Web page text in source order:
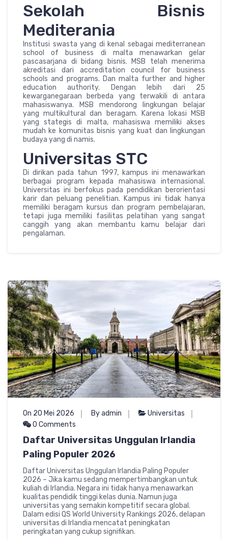
Sekolah Bisnis
Mediterania
Institusi swasta yang di kenal sebagai mediterranean
school of business di malta menawarkan gelar
pascasarjana di bidang bisnis. MSB telah menerima
akreditasi dari accreditation council for business
schools and programs. Dan malta further and higher
education authority. Dengan lebih dari 25
kewarganegaraan berbeda yang terwakili di antara
mahasiswanya. MSB mendorong lingkungan belajar
yang multikultural dan beragam. Karena lokasi MSB
yang stategis di malta, mahasiswa memiliki akses
mudah ke komunitas bisnis yang kuat dan lingkungan
budaya yang di namis.
Universitas STC
Di dirikan pada tahun 1997, kampus ini menawarkan
berbagai program kepada mahasiswa internasional.
Universitas ini berfokus pada pendidikan berorientasi
karir dan peluang penelitian. Kampus ini tidak hanya
memiliki beragam kursus dan program pembelajaran,
tetapi juga memiliki fasilitas pelatihan yang sangat
canggih yang akan membantu kamu belajar dari
pengalaman.
On 20 Mei 2026 By admin
Universitas
0 Comments
Daftar Universitas Unggulan Irlandia
Paling Populer 2026
Daftar Universitas Unggulan Irlandia Paling Populer
2026 – Jika kamu sedang mempertimbangkan untuk
kuliah di Irlandia. Negara ini tidak hanya menawarkan
kualitas pendidik tinggi kelas dunia. Namun juga
universitas yang semakin kompetitif secara global.
Dalam edisi QS World University Rankings 2026, delapan
universitas di Irlandia mencatat peningkatan
peringkatan yang cukup signifikan.